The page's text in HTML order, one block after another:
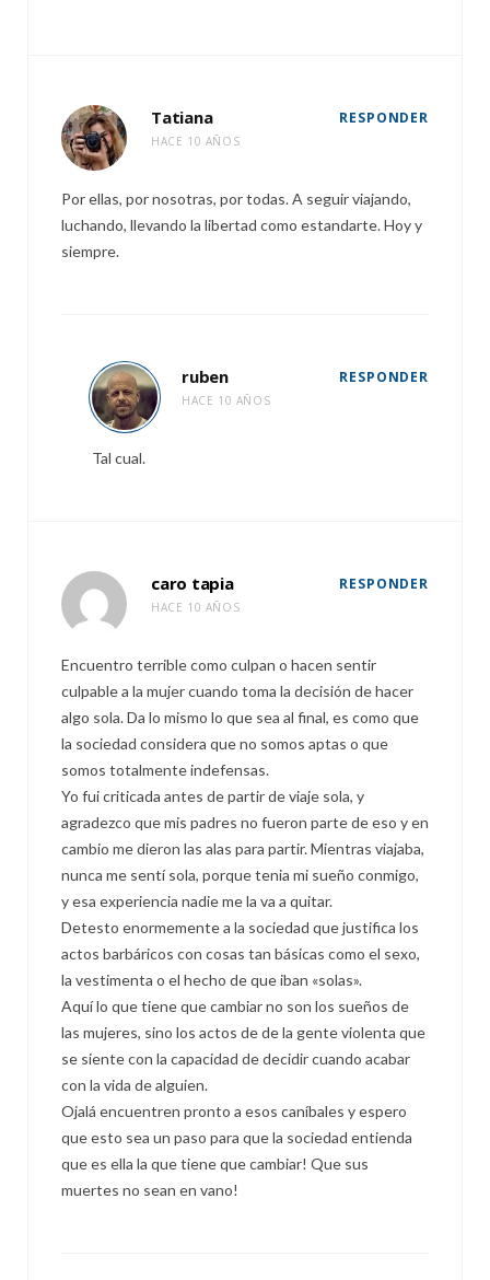
Tatiana
HACE 10 AÑOS
RESPONDER
Por ellas, por nosotras, por todas. A seguir viajando,
luchando, llevando la libertad como estandarte. Hoy y
siempre.
ruben
HACE 10 AÑOS
RESPONDER
Tal cual.
caro tapia
HACE 10 AÑOS
RESPONDER
Encuentro terrible como culpan o hacen sentir
culpable a la mujer cuando toma la decisión de hacer
algo sola. Da lo mismo lo que sea al final, es como que
la sociedad considera que no somos aptas o que
somos totalmente indefensas.
Yo fui criticada antes de partir de viaje sola, y
agradezco que mis padres no fueron parte de eso y en
cambio me dieron las alas para partir. Mientras viajaba,
nunca me sentí sola, porque tenia mi sueño conmigo,
y esa experiencia nadie me la va a quitar.
Detesto enormemente a la sociedad que justifica los
actos barbáricos con cosas tan básicas como el sexo,
la vestimenta o el hecho de que iban «solas».
Aquí lo que tiene que cambiar no son los sueños de
las mujeres, sino los actos de de la gente violenta que
se siente con la capacidad de decidir cuando acabar
con la vida de alguien.
Ojalá encuentren pronto a esos caníbales y espero
que esto sea un paso para que la sociedad entienda
que es ella la que tiene que cambiar! Que sus
muertes no sean en vano!